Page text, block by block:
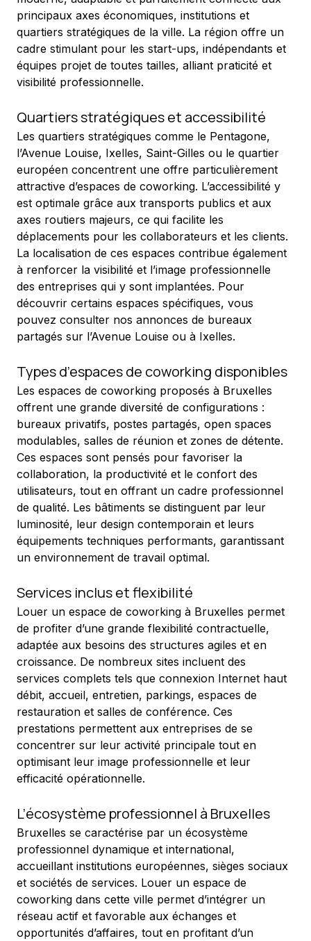
principaux axes économiques, institutions et
quartiers stratégiques de la ville. La région offre un
cadre stimulant pour les start-ups, indépendants et
équipes projet de toutes tailles, alliant praticité et
visibilité professionnelle.
Quartiers stratégiques et accessibilité
Les quartiers stratégiques comme le Pentagone,
l’Avenue Louise, Ixelles, Saint-Gilles ou le quartier
européen concentrent une offre particulièrement
attractive d’espaces de coworking. L’accessibilité y
est optimale grâce aux transports publics et aux
axes routiers majeurs, ce qui facilite les
déplacements pour les collaborateurs et les clients.
La localisation de ces espaces contribue également
à renforcer la visibilité et l’image professionnelle
des entreprises qui y sont implantées. Pour
découvrir certains espaces spécifiques, vous
pouvez consulter nos annonces de bureaux
partagés sur l’Avenue Louise ou à Ixelles.
Types d’espaces de coworking disponibles
Les espaces de coworking proposés à Bruxelles
offrent une grande diversité de configurations :
bureaux privatifs, postes partagés, open spaces
modulables, salles de réunion et zones de détente.
Ces espaces sont pensés pour favoriser la
collaboration, la productivité et le confort des
utilisateurs, tout en offrant un cadre professionnel
de qualité. Les bâtiments se distinguent par leur
luminosité, leur design contemporain et leurs
équipements techniques performants, garantissant
un environnement de travail optimal.
Services inclus et flexibilité
Louer un espace de coworking à Bruxelles permet
de profiter d’une grande flexibilité contractuelle,
adaptée aux besoins des structures agiles et en
croissance. De nombreux sites incluent des
services complets tels que connexion Internet haut
débit, accueil, entretien, parkings, espaces de
restauration et salles de conférence. Ces
prestations permettent aux entreprises de se
concentrer sur leur activité principale tout en
optimisant leur image professionnelle et leur
efficacité opérationnelle.
L’écosystème professionnel à Bruxelles
Bruxelles se caractérise par un écosystème
professionnel dynamique et international,
accueillant institutions européennes, sièges sociaux
et sociétés de services. Louer un espace de
coworking dans cette ville permet d’intégrer un
réseau actif et favorable aux échanges et
opportunités d’affaires, tout en profitant d’un